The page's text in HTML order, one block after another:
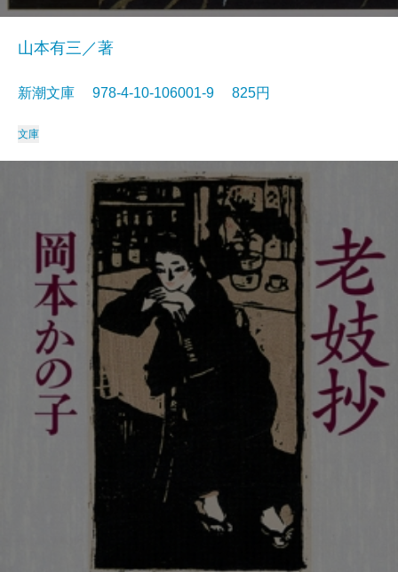
山本有三／著
新潮文庫 978-4-10-106001-9 825円
文庫